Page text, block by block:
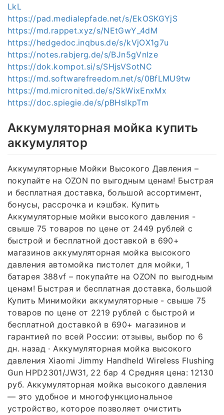
LkL
https://pad.medialepfade.net/s/EkOSKGYjS
https://md.rappet.xyz/s/NEtGwY_4dM
https://hedgedoc.inqbus.de/s/kVjOX1g7u
https://notes.rabjerg.de/s/BJn5gVnlze
https://dok.kompot.si/s/SHjsVSotNC
https://md.softwarefreedom.net/s/0BfLMU9tw
https://md.micronited.de/s/SkWixEnxMx
https://doc.spiegie.de/s/pBHslkpTm
Аккумуляторная мойка купить
аккумулятор
Аккумуляторные Мойки Высокого Давления –
покупайте на OZON по выгодным ценам! Быстрая
и бесплатная доставка, большой ассортимент,
бонусы, рассрочка и кэшбэк. Купить
Аккумуляторные мойки высокого давления -
свыше 75 товаров по цене от 2449 рублей с
быстрой и бесплатной доставкой в 690+
магазинов аккумуляторная мойка высокого
давления автомойка пистолет для мойки, 1
батарея 388vf – покупайте на OZON по выгодным
ценам! Быстрая и бесплатная доставка, большой
Купить Минимойки аккумуляторные - свыше 75
товаров по цене от 2219 рублей с быстрой и
бесплатной доставкой в 690+ магазинов и
гарантией по всей России: отзывы, выбор по 6
дн. назад · Аккумуляторная мойка высокого
давления Xiaomi Jimmy Handheld Wireless Flushing
Gun HPD2301/JW31, 22 бар 4 Средняя цена: 12130
руб. Аккумуляторная мойка высокого давления
— это удобное и многофункциональное
устройство, которое позволяет очистить